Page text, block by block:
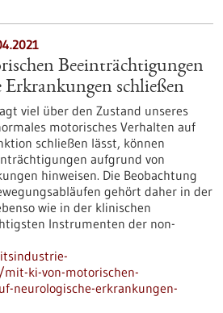
Beeinträchtigungen
schließen
viel über den Zustand unseres
motorisches Verhalten auf
schließen lässt, können
aufgrund von
hinweisen. Die Beobachtung
gehört daher in der
wie in der klinischen
Instrumenten der non-
ki-von-motorischen-
neurologische-erkrankungen-